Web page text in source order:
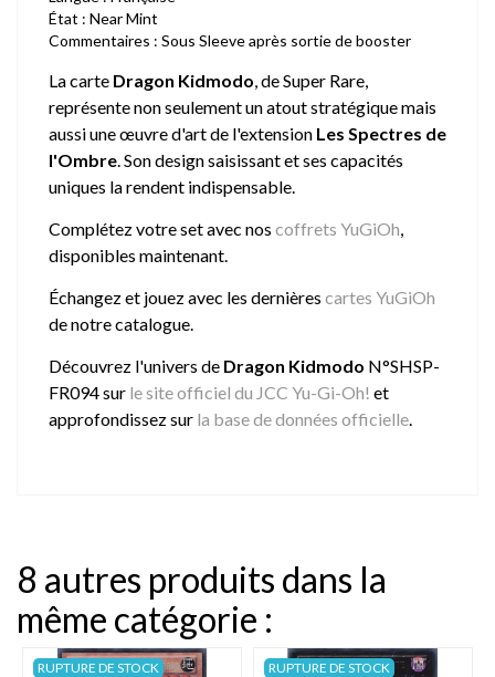
État : Near Mint
Commentaires : Sous Sleeve après sortie de booster
La carte Dragon Kidmodo, de Super Rare,
représente non seulement un atout stratégique mais
aussi une œuvre d'art de l'extension Les Spectres de
l'Ombre. Son design saisissant et ses capacités
uniques la rendent indispensable.
Complétez votre set avec nos coffrets YuGiOh,
disponibles maintenant.
Échangez et jouez avec les dernières cartes YuGiOh
de notre catalogue.
Découvrez l'univers de Dragon Kidmodo N°SHSP-
FR094 sur le site officiel du JCC Yu-Gi-Oh! et
approfondissez sur la base de données officielle.
8 autres produits dans la
même catégorie :
RUPTURE DE STOCK RUPTURE DE STOCK